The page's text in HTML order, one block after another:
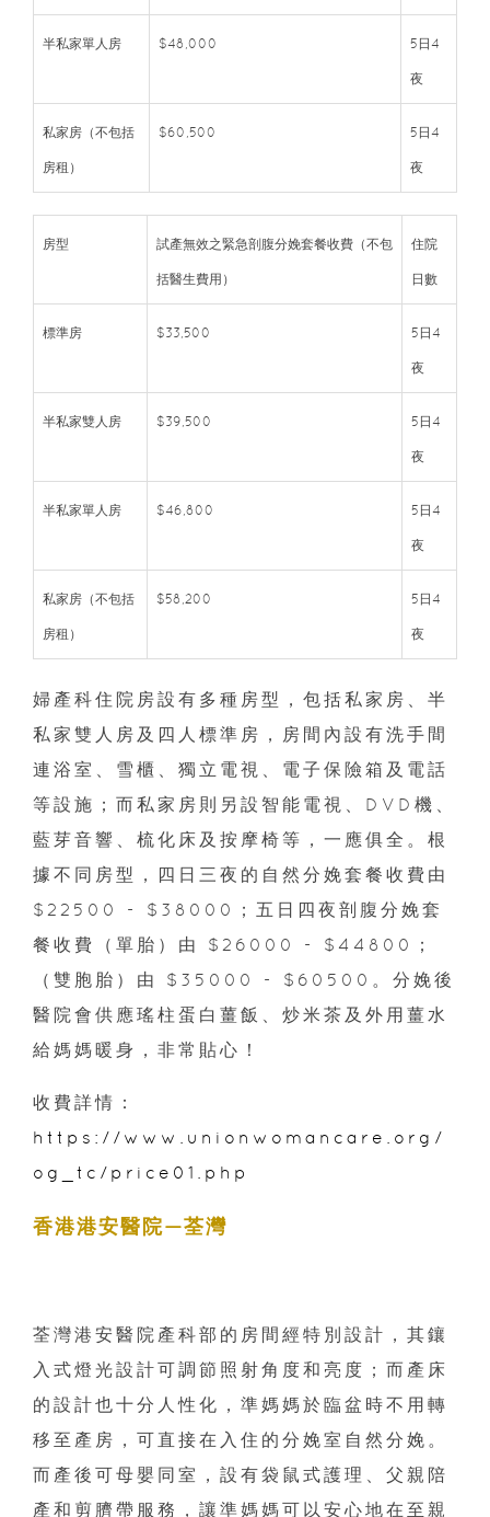
半私家單人房 $48,000 5日4
夜
私家房（不包括
房租）
$60,500 5日4
夜
房型 試產無效之緊急剖腹分娩套餐收費（不包
括醫生費用）
住院
日數
標準房 $33,500 5日4
夜
半私家雙人房 $39,500 5日4
夜
半私家單人房 $46,800 5日4
夜
私家房（不包括
房租）
$58,200 5日4
夜
婦產科住院房設有多種房型，包括私家房、半
私家雙人房及四人標準房，房間內設有洗手間
連浴室、雪櫃、獨立電視、電子保險箱及電話
等設施；而私家房則另設智能電視、DVD機、
藍芽音響、梳化床及按摩椅等，一應俱全。根
據不同房型，四日三夜的自然分娩套餐收費由
$22500 - $38000；五日四夜剖腹分娩套
餐收費（單胎）由 $26000 - $44800；
（雙胞胎）由 $35000 - $60500。分娩後
醫院會供應瑤柱蛋白薑飯、炒米茶及外用薑水
給媽媽暖身，非常貼心！
收費詳情：
https://www.unionwomancare.org/
og_tc/price01.php
香港港安醫院—荃灣
荃灣港安醫院產科部的房間經特別設計，其鑲
入式燈光設計可調節照射角度和亮度；而產床
的設計也十分人性化，準媽媽於臨盆時不用轉
移至產房，可直接在入住的分娩室自然分娩。
而產後可母嬰同室，設有袋鼠式護理、父親陪
產和剪臍帶服務，讓準媽媽可以安心地在至親